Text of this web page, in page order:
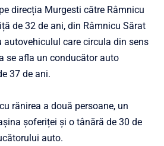
direcția Murgesti către Râmnicu
de 32 de ani, din Râmnicu Sărat
care circula din sens
se afla un conducător auto
37 de ani.
rănirea a două persoane, un
șoferiței și o tânără de 30 de
auto.